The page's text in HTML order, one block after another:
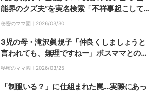
能界のクズ夫”を実名検索「不祥事起こして
開き直った方は…」
秘密のママ園｜ 2026/03/30
3児の母・滝沢眞規子「仲良くしましょうと
言われても、無理ですねー」ボスママとの付
き合いに本音
秘密のママ園｜ 2026/03/25
「制服いる？」に仕組まれた罠…実際にあっ